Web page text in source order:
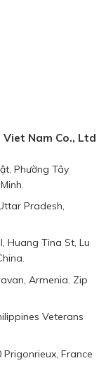
Viet Nam Co., Ltd
Phường Tây
Pradesh,
Huang Tina St, Lu
Armenia. Zip
Veterans
France